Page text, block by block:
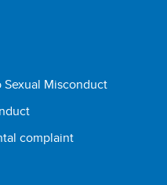
Misconduct
complaint